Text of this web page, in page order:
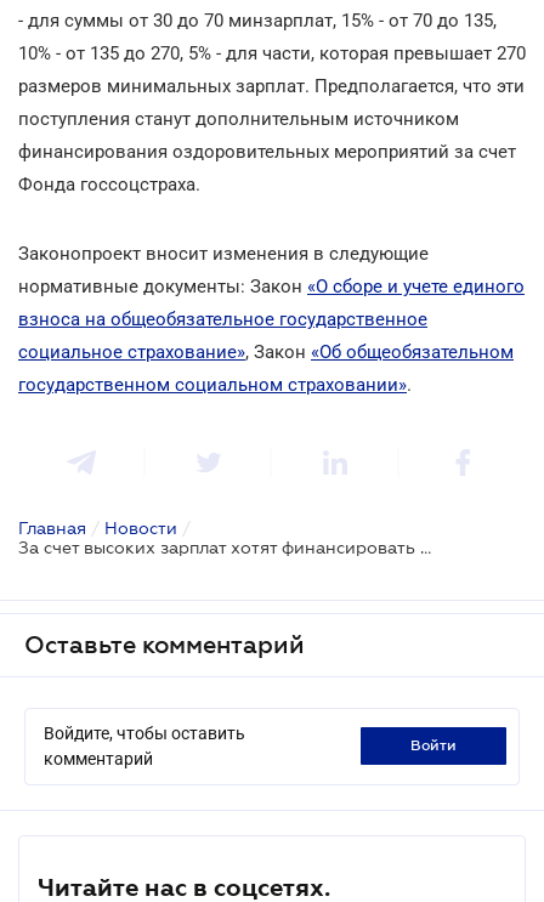
- для суммы от 30 до 70 минзарплат, 15% - от 70 до 135,
10% - от 135 до 270, 5% - для части, которая превышает 270
размеров минимальных зарплат. Предполагается, что эти
поступления станут дополнительным источником
финансирования оздоровительных мероприятий за счет
Фонда госсоцстраха.
Законопроект вносит изменения в следующие
нормативные документы: Закон «О сборе и учете единого
взноса на общеобязательное государственное
социальное страхование», Закон «Об общеобязательном
государственном социальном страховании».
Главная / Новости /
За счет высоких зарплат хотят финансировать расходы на оздоровление
Оставьте комментарий
Войдите, чтобы оставить
комментарий
войти
Читайте нас в соцсетях.